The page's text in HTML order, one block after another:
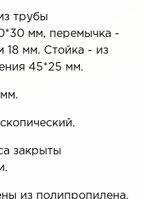
трубы
мм, перемычка -
18 мм. Стойка - из
45*25 мм.
закрыты
из полипропилена.